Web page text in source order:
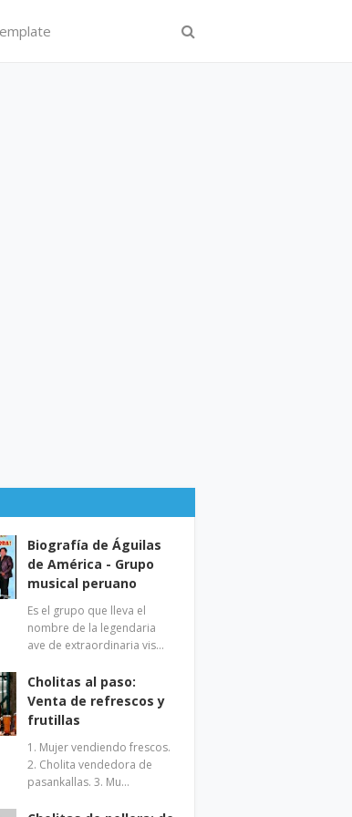
Biografía de Águilas
de América - Grupo
musical peruano
Es el grupo que lleva el
nombre de la legendaria
ave de extraordinaria vis…
Cholitas al paso:
Venta de refrescos y
frutillas
1. Mujer vendiendo frescos.
2. Cholita vendedora de
pasankallas. 3. Mu…